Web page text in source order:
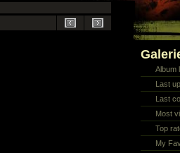
Album
Last
Last
Most
Top
My